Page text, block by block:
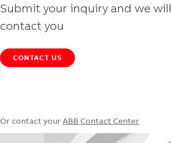
Submit your inquiry and we will
contact you
CONTACT US
Or contact your ABB Contact Center